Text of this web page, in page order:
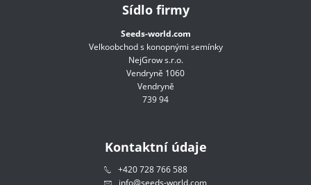
Sídlo firmy
Seeds-world.com
Velkoobchod s konopnými semínky
NejGrow s.r.o.
Vendryně 1060
Vendryně
739 94
Kontaktní údaje
+420 728 766 588